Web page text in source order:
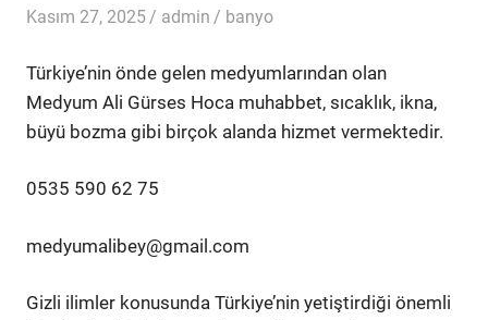
Kasım 27, 2025 admin banyo
Türkiye’nin önde gelen medyumlarından olan
Medyum Ali Gürses Hoca muhabbet, sıcaklık, ikna,
büyü bozma gibi birçok alanda hizmet vermektedir.
0535 590 62 75
medyumalibey@gmail.com
Gizli ilimler konusunda Türkiye’nin yetiştirdiği önemli